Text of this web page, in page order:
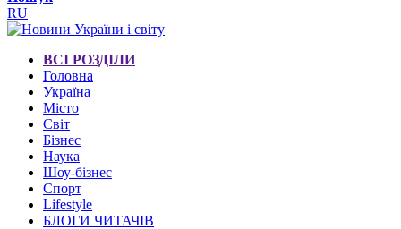
RU
ВСІ РОЗДІЛИ
Головна
Україна
Місто
Світ
Бізнес
Наука
Шоу-бізнес
Спорт
Lifestyle
БЛОГИ ЧИТАЧІВ